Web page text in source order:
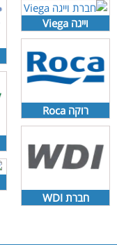
וייגה Viega
רוקה Roca
חברת WDI